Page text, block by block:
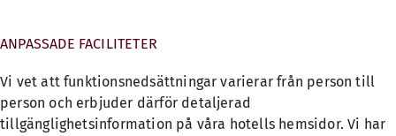
ANPASSADE FACILITETER
Vi vet att funktionsnedsättningar varierar från person till
person och erbjuder därför detaljerad
tillgänglighetsinformation på våra hotells hemsidor. Vi har